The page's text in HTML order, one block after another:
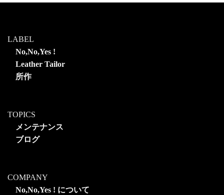
LABEL
No,No,Yes !
Leather Tailor
所作
TOPICS
メンテナンス
ブログ
COMPANY
No,No,Yes ! について